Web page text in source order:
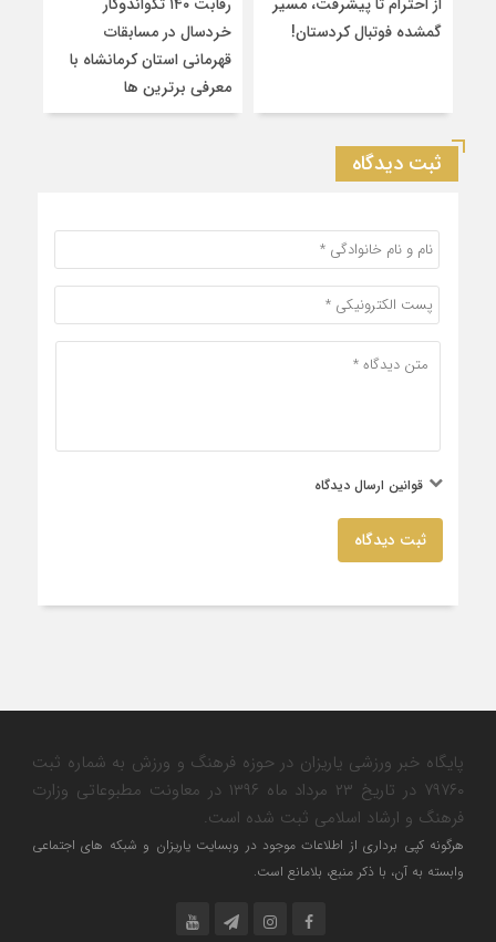
گمشده فوتبال کردستان!
خردسال در مسابقات
قهرمانی استان کرمانشاه با
معرفی برترین‌ ها
ثبت دیدگاه
قوانین ارسال دیدگاه
ثبت دیدگاه
پایگاه خبر ورزشی یاریزان در حوزه فرهنگ و ورزش به شماره ثبت
۷۹۷۶۰ در تاریخ ۲۳ مرداد ماه ۱۳۹۶ در معاونت مطبوعاتی وزارت
فرهنگ و ارشاد اسلامی ثبت شده است.
هرگونه کپی برداری از اطلاعات موجود در وبسایت یاریزان و شبکه های اجتماعی
وابسته به آن، با ذکر منبع، بلامانع است.